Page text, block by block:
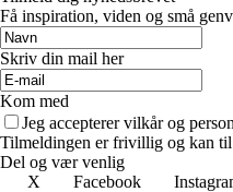
Få inspiration, viden og små
Skriv din mail her
Kom med
Jeg accepterer vilkår og
Tilmeldingen er frivillig og kan
Del og vær venlig
X
Facebook